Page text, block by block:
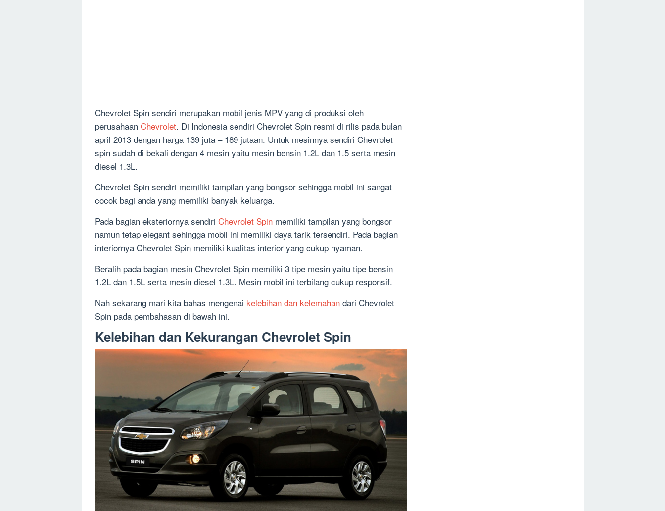
Chevrolet Spin sendiri merupakan mobil jenis MPV yang di produksi oleh
perusahaan Chevrolet. Di Indonesia sendiri Chevrolet Spin resmi di rilis pada bulan
april 2013 dengan harga 139 juta – 189 jutaan. Untuk mesinnya sendiri Chevrolet
spin sudah di bekali dengan 4 mesin yaitu mesin bensin 1.2L dan 1.5 serta mesin
diesel 1.3L.
Chevrolet Spin sendiri memiliki tampilan yang bongsor sehingga mobil ini sangat
cocok bagi anda yang memiliki banyak keluarga.
Pada bagian eksteriornya sendiri Chevrolet Spin memiliki tampilan yang bongsor
namun tetap elegant sehingga mobil ini memiliki daya tarik tersendiri. Pada bagian
interiornya Chevrolet Spin memiliki kualitas interior yang cukup nyaman.
Beralih pada bagian mesin Chevrolet Spin memiliki 3 tipe mesin yaitu tipe bensin
1.2L dan 1.5L serta mesin diesel 1.3L. Mesin mobil ini terbilang cukup responsif.
Nah sekarang mari kita bahas mengenai kelebihan dan kelemahan dari Chevrolet
Spin pada pembahasan di bawah ini.
Kelebihan dan Kekurangan Chevrolet Spin